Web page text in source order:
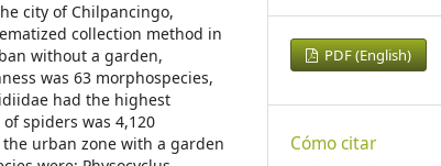
city of Chilpancingo,
collection method in
without a garden,
was 63 morphospecies,
had the highest
spiders was 4,120
urban zone with a garden
PDF (English)
Cómo citar